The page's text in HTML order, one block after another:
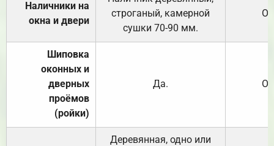
Наличники на
окна и двери
строганый, камерной
сушки 70-90 мм.
Шиповка
оконных и
дверных
проёмов
(ройки)
Да.
Деревянная, одно или